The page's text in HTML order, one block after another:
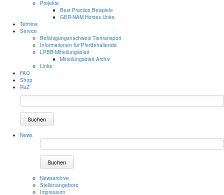
Projekte
Best Practice Beispiele
GER-NAM Horses Unite
Termine
Service
Befähigungsnachweis Tiertransport
Informationen für Pferdehaltende
LPBB-Mitteilungsblatt
Mitteilungsblatt Archiv
Links
FAQ
Shop
RuZ
Suchen
News
Suchen
Newsarchive
Stellenangebote
Impressum